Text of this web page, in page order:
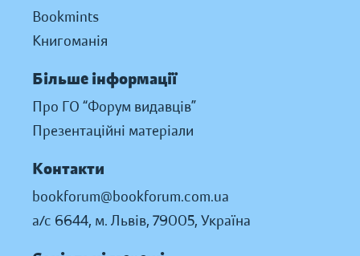
Bookmints
Книгоманія
Більше інформації
Про ГО “Форум видавців”
Презентаційні матеріали
Контакти
bookforum@bookforum.com.ua
а/с 6644, м. Львів, 79005, Україна